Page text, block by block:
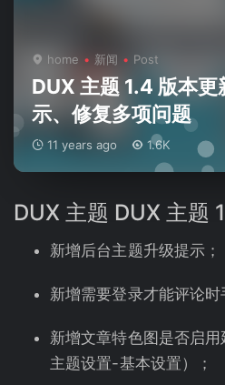
home 新闻 Post
DUX 主题 1.4 版本
示、修复多项问题
11 years ago 1.6K
DUX 主题 DUX 主题
新增后台主题升级提示；
新增需要登录才能评论时
新增文章特色图是否启
主题设置-基本设置）；